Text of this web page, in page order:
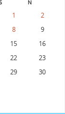
N
1
2
8
9
15
16
22
23
29
30